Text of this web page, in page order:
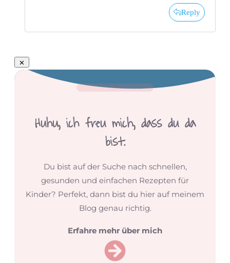
Reply
Huhu,ich freu mich, dass du da
bist.
Du bist auf der Suche nach schnellen,
gesunden und einfachen Rezepten für
Kinder? Perfekt, dann bist du hier auf meinem
Blog genau richtig.
Erfahre mehr über mich